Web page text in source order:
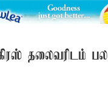
தலைவரிடம்